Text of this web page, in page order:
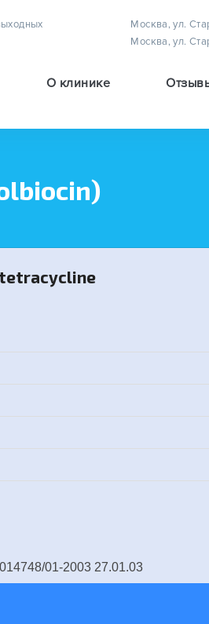
Москва, ул.
Москва, ул.
О клинике
01-2003 27.01.03